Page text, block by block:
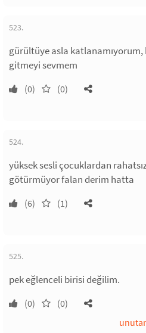
523.
gürültüye asla katlanamıyorum,
gitmeyi sevmem
(0) (0)
524.
yüksek sesli çocuklardan
götürmüyor falan derim hatta
(6) (1)
525.
pek eğlenceli birisi değilim.
(0) (0)